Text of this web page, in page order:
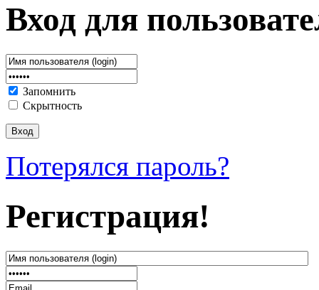
Вход для
Запомнить
Скрытность
Потерялся пароль?
Регистрация!